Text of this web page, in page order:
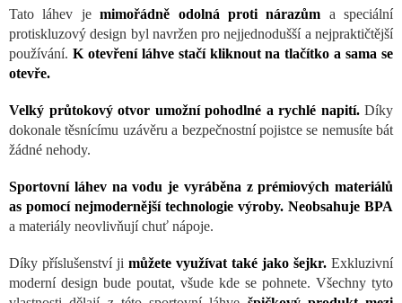
Tato láhev jemimořádně odolná proti nárazům a speciální
protiskluzový design byl navržen pro nejjednodušší a nejpraktičtější
používání. K otevření láhve stačí kliknout na tlačítko a sama se
otevře.
Velký průtokový otvor umožní pohodlné a rychlé napití. Díky
dokonale těsnícímu uzávěru a bezpečnostní pojistce se nemusíte bát
žádné nehody.
Sportovní láhev na vodu je vyráběna z prémiových materiálů
as pomocí nejmodernější technologie výroby. Neobsahuje BPA
a materiály neovlivňují chuť nápoje.
Díky příslušenství ji můžete využívat také jako šejkr. Exkluzivní
moderní design bude poutat, všude kde se pohnete. Všechny tyto